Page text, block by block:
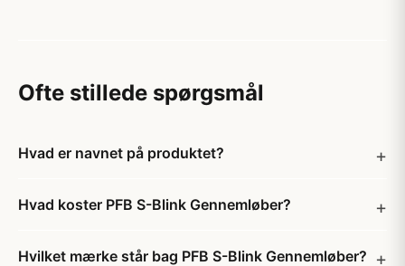
Ofte stillede spørgsmål
Hvad er navnet på produktet?
Hvad koster PFB S-Blink Gennemløber?
Hvilket mærke står bag PFB S-Blink Gennemløber?